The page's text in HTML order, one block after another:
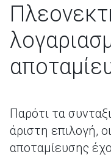
Παρότι τα
άριστη επιλογή,
αποταμίευσης